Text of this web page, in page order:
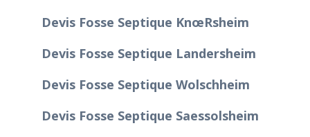
Devis Fosse Septique Knœrsheim
Devis Fosse Septique Landersheim
Devis Fosse Septique Wolschheim
Devis Fosse Septique Saessolsheim